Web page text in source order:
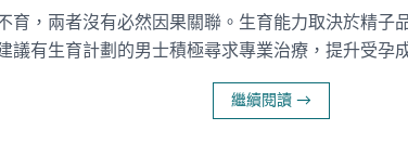
育，兩者沒有必然因果關聯。生育能力取決於精子
議有生育計劃的男士積極尋求專業治療，提升受孕
繼續閱讀 →